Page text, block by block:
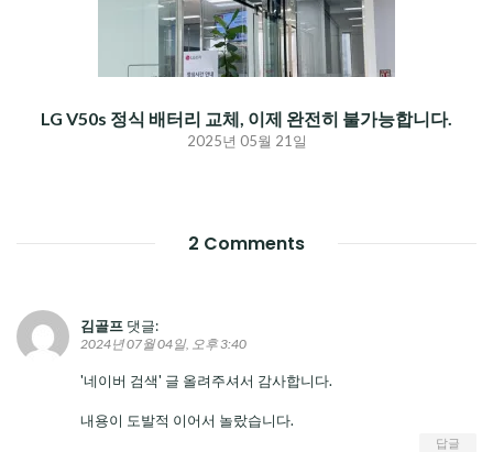
LG V50s 정식 배터리 교체, 이제 완전히 불가능합니다.
2025년 05월 21일
2 Comments
김골프 댓글:
2024년 07월 04일, 오후 3:40
'네이버 검색' 글 올려주셔서 감사합니다.
내용이 도발적 이어서 놀랐습니다.
답글